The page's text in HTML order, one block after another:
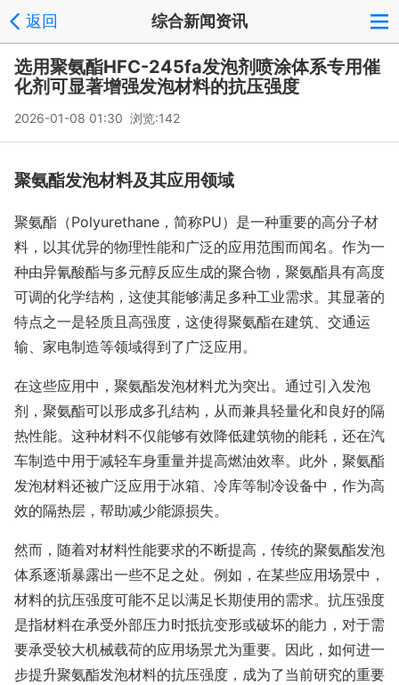
返回 综合新闻资讯
选用聚氨酯HFC-245fa发泡剂喷涂体系专用催
化剂可显著增强发泡材料的抗压强度
2026-01-08 01:30 浏览:142
聚氨酯发泡材料及其应用领域
聚氨酯（Polyurethane，简称PU）是一种重要的高分子材
料，以其优异的物理性能和广泛的应用范围而闻名。作为一
种由异氰酸酯与多元醇反应生成的聚合物，聚氨酯具有高度
可调的化学结构，这使其能够满足多种工业需求。其显著的
特点之一是轻质且高强度，这使得聚氨酯在建筑、交通运
输、家电制造等领域得到了广泛应用。
在这些应用中，聚氨酯发泡材料尤为突出。通过引入发泡
剂，聚氨酯可以形成多孔结构，从而兼具轻量化和良好的隔
热性能。这种材料不仅能够有效降低建筑物的能耗，还在汽
车制造中用于减轻车身重量并提高燃油效率。此外，聚氨酯
发泡材料还被广泛应用于冰箱、冷库等制冷设备中，作为高
效的隔热层，帮助减少能源损失。
然而，随着对材料性能要求的不断提高，传统的聚氨酯发泡
体系逐渐暴露出一些不足之处。例如，在某些应用场景中，
材料的抗压强度可能不足以满足长期使用的需求。抗压强度
是指材料在承受外部压力时抵抗变形或破坏的能力，对于需
要承受较大机械载荷的应用场景尤为重要。因此，如何进一
步提升聚氨酯发泡材料的抗压强度，成为了当前研究的重要